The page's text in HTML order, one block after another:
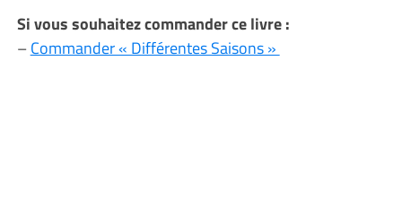
Si vous souhaitez commander ce livre :
–Commander « Différentes Saisons »